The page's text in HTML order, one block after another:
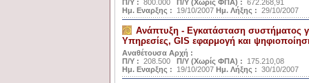
Π/Υ : 800.000 Π/Υ (Χωρίς ΦΠΑ) : 672.268,91
Ημ. Εναρξης :
19/10/2007 Ημ. Λήξης : 29/10/2007
Ανάπτυξη - Εγκατάσταση συστήματος
Υπηρεσίες, GIS εφαρμογή και
Αναθέτουσα Αρχή :
Π/Υ : 208.500 Π/Υ (Χωρίς ΦΠΑ) :
175.210,08
Ημ. Εναρξης :
19/10/2007 Ημ. Λήξης : 30/10/2007